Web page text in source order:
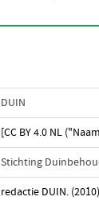
DUIN
[CC BY 4.0 NL
Stichting
redactie DUIN.